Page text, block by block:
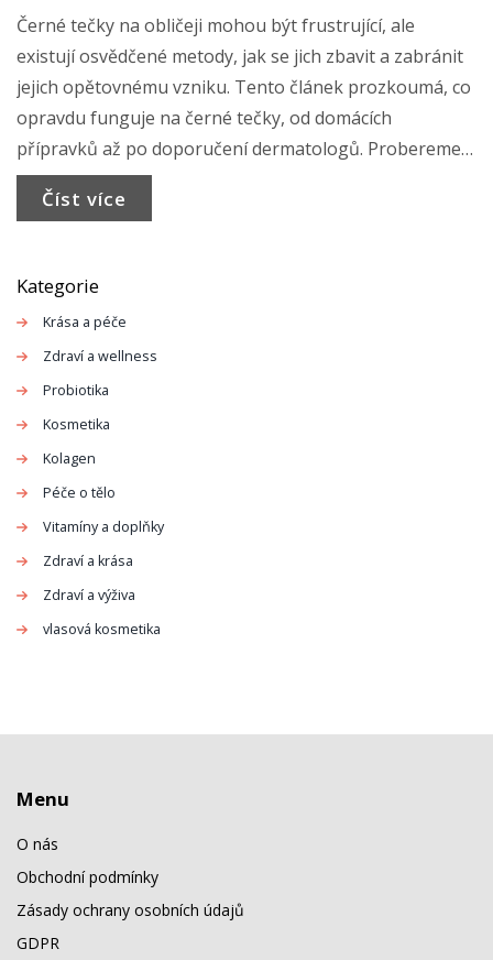
Černé tečky na obličeji mohou být frustrující, ale
existují osvědčené metody, jak se jich zbavit a zabránit
jejich opětovnému vzniku. Tento článek prozkoumá, co
opravdu funguje na černé tečky, od domácích
přípravků až po doporučení dermatologů. Probereme
také, jak správná prevence může hrát klíčovou roli v
udržení čisté a zdravé pleti.
Číst více
Kategorie
Krása a péče
Zdraví a wellness
Probiotika
Kosmetika
Kolagen
Péče o tělo
Vitamíny a doplňky
Zdraví a krása
Zdraví a výživa
vlasová kosmetika
Menu
O nás
Obchodní podmínky
Zásady ochrany osobních údajů
GDPR